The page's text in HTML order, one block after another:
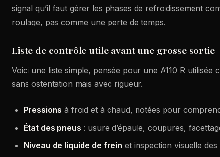
signal qu’il faut gérer les phases de refroidissement
roulage, pas comme une perte de temps.
Liste de contrôle utile avant une grosse sortie
Voici une liste simple, pensée pour une A110 R utilisée
sans ostentation mais avec rigueur.
Pressions à froid et à chaud, notées pour
État des pneus : usure d’épaule, coupures,
Niveau de liquide de frein et inspection visuelle des